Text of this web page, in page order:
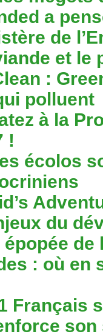
a
de
et le
:
polluent
à la
!
écolos
du
de
: où en
Français